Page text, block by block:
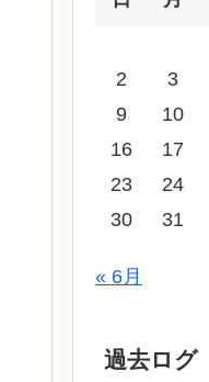
2
3
9
10
16
17
23
24
30
31
« 6月
過去ログ